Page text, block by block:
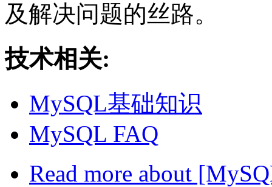
及解决问题的丝路。
技术相关:
MySQL基础知识
MySQL FAQ
Read more about